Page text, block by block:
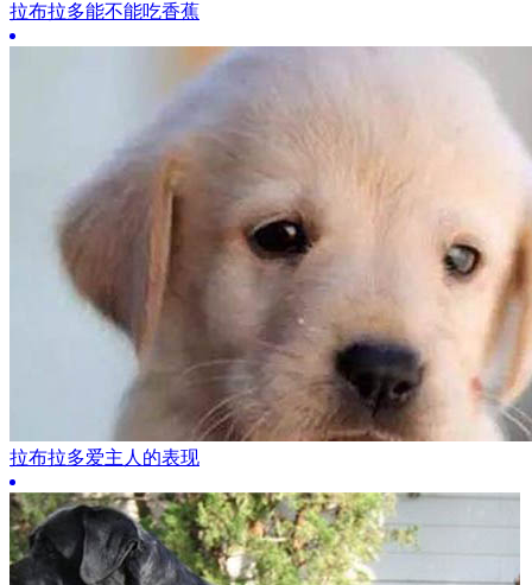
拉布拉多能不能吃香蕉
拉布拉多爱主人的表现